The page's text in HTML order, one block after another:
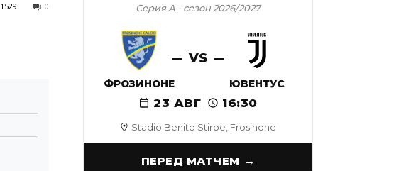
0
1529
Stadio Benito Stirpe, Frosinone
Серия А - сезон 2026/2027
ФРОЗИНОНЕ
VS
ЮВЕНТУС
23 АВГ 16:30
ПЕРЕД МАТЧЕМ